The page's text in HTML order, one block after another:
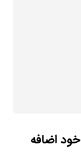
خود اضافه